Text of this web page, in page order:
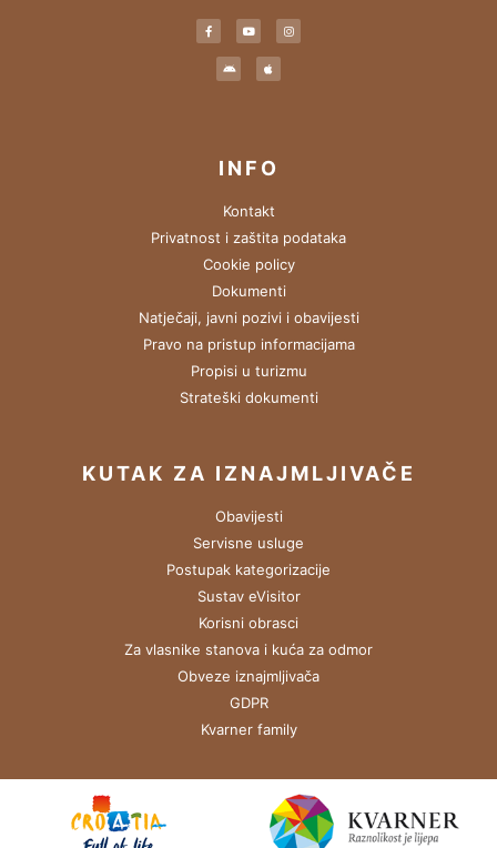
INFO
Kontakt
Privatnost i zaštita podataka
Cookie policy
Dokumenti
Natječaji, javni pozivi i obavijesti
Pravo na pristup informacijama
Propisi u turizmu
Strateški dokumenti
KUTAK ZA IZNAJMLJIVAČE
Obavijesti
Servisne usluge
Postupak kategorizacije
Sustav eVisitor
Korisni obrasci
Za vlasnike stanova i kuća za odmor
Obveze iznajmljivača
GDPR
Kvarner family